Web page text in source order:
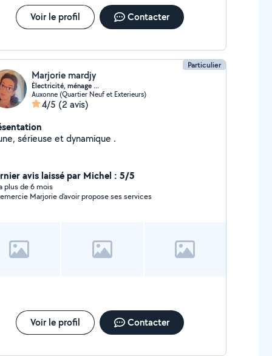
Voir le profil Contacter
Particulier
Marjorie mardjy
Électricité, ménage ...
Auxonne (Quartier Neuf et Exterieurs)
4/5 (2 avis)
Jeune, sérieuse et dynamique .
avis laissé par Michel : 5/5
plus de 6 mois
Marjorie d'avoir propose ses services
Voir le profil Contacter